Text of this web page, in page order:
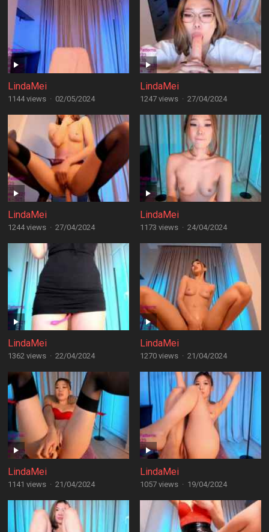
LindaMei
1144 views · 02/05/2024
LindaMei
1247 views · 27/04/2024
LindaMei
1244 views · 27/04/2024
LindaMei
1173 views · 24/04/2024
LindaMei
1362 views · 22/04/2024
LindaMei
1270 views · 21/04/2024
LindaMei
1141 views · 21/04/2024
LindaMei
1057 views · 19/04/2024